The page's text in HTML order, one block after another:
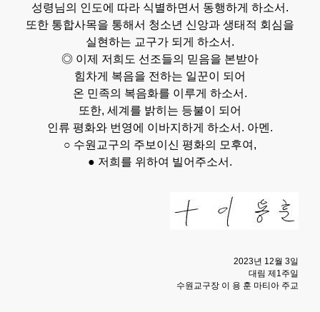
성령님의 인도에 따라 식별하면서 동행하게 하소서.
또한 통합사목을 통해서 청소년 신앙과 생태적 회심을
실현하는 교구가 되게 하소서.
◎ 이제 저희도 선조들의 믿음을 본받아
힘차게 복음을 전하는 일꾼이 되어
온 민족의 복음화를 이루게 하소서.
또한, 세계를 밝히는 등불이 되어
인류 평화와 번영에 이바지하게 하소서. 아멘.
○ 수원교구의 주보이신 평화의 모후여,
● 저희를 위하여 빌어주소서.
2023년 12월 3일
대림 제1주일
수원교구장 이 용 훈 마티아 주교